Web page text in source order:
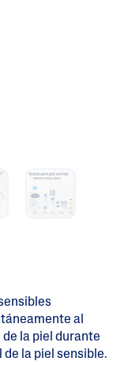
al
la piel durante
la piel sensible.